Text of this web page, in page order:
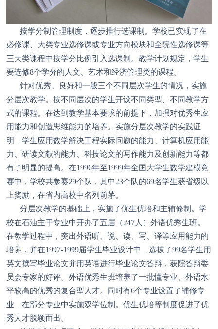
按学分制管理制度，逐步推行选课制。学校已实现了在
必修课、大类专业选修课或专业方向模块和全院性选修课等
三大类课程中按学分比例引入选课制。教学计划规定，学生
要选修8个学分的人文、艺术和经济管理类的课程。
针对优秀、良好和一般三个不同层次学生的情况，实施
分层次教学。按不同层次的学生开设不同类型、不同教学方
式的课程。在达到教学基本要求的前提下，加强对优秀生应
用能力和创造思维能力的培养。实施分层次教学的实践证
明，学生应用数学解决工程实际问题的能力、计算机应用能
力、研读文献的能力、科技论文的写作能力及创新能力等都
有了明显的提高。在1996年至1999年全国大学生数学建模竞
赛中，学校共参赛29个队，其中23个队的69名学生获省级以
上奖励，在省内高校中名列前茅。
分层次教学的基础上，实施了优生优培和主辅修制。学
校在石油主干专业中开办了五届（247人）外语优秀生班。
在教学过程中，突出外语听、说、读、写、译等应用能力的
培养，并在1997-1999届学生毕业设计中，选拔了99名学生用
英文撰写毕业论文并用英语进行毕业论文答辩，获院答辩委
员会专家的好评。外语优秀生班培养了一批懂专业、外语水
平较高的优秀的复合型人才。同时有6个专业设置了辅修专
业，在部分专业中实施双学位制。优生优培等制度促进了优
秀人才脱颖而出。